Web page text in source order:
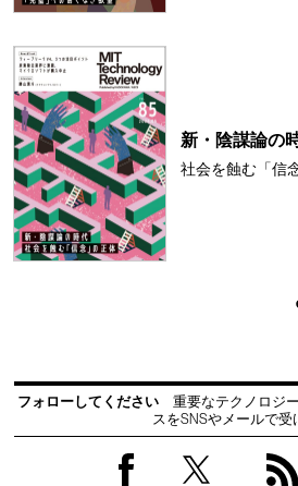
新・陰謀論の
社会を蝕む「信
フォローしてください
重要なテクノロジ
スをSNSやメールで受